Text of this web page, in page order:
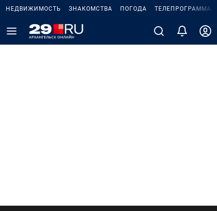
НЕДВИЖИМОСТЬ ЗНАКОМСТВА ПОГОДА ТЕЛЕПРОГРАММА